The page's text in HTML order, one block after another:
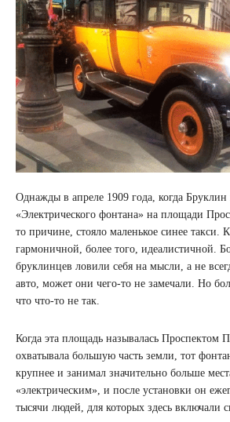
Однажды в апреле 1909 года, когда Бруклин
«Электрического фонтана» на площади
то причине, стояло маленькое синее такси.
гармоничной, более того, идеалистичной.
бруклинцев ловили себя на мысли, а не
авто, может они чего-то не замечали. Но
что что-то не так.
Когда эта площадь называлась Проспектом
охватывала большую часть земли, тот
крупнее и занимал значительно больше
«электрическим», и после установки он
тысячи людей, для которых здесь включали